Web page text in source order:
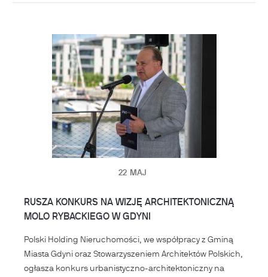
22 MAJ
RUSZA KONKURS NA WIZJĘ ARCHITEKTONICZNĄ
MOLO RYBACKIEGO W GDYNI
Polski Holding Nieruchomości, we współpracy z Gminą
Miasta Gdyni oraz Stowarzyszeniem Architektów Polskich,
ogłasza konkurs urbanistyczno-architektoniczny na